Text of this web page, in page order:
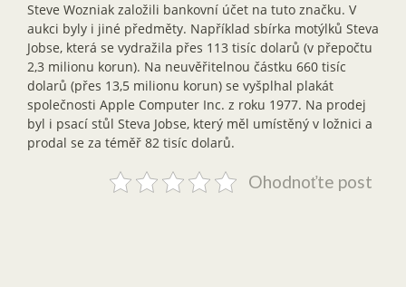
Steve Wozniak založili bankovní účet na tuto značku. V
aukci byly i jiné předměty. Například sbírka motýlků Steva
Jobse, která se vydražila přes 113 tisíc dolarů (v přepočtu
2,3 milionu korun). Na neuvěřitelnou částku 660 tisíc
dolarů (přes 13,5 milionu korun) se vyšplhal plakát
společnosti Apple Computer Inc. z roku 1977. Na prodej
byl i psací stůl Steva Jobse, který měl umístěný v ložnici a
prodal se za téměř 82 tisíc dolarů.
Ohodnoťte post